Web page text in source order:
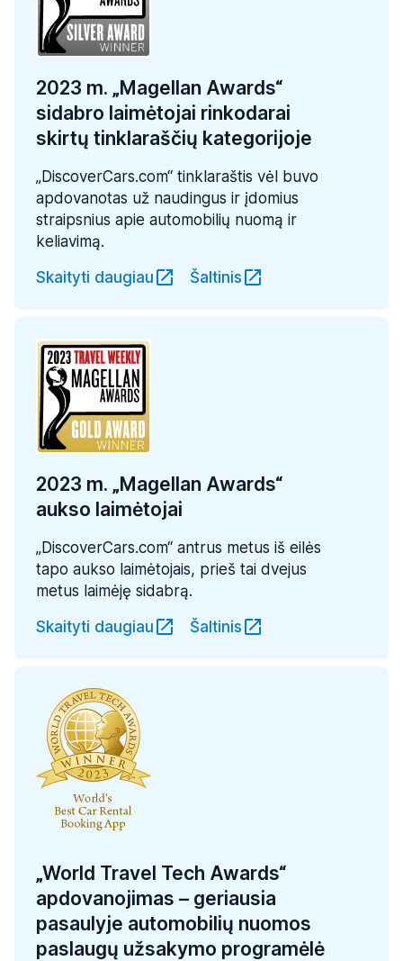
2023 m. „Magellan Awards“
sidabro laimėtojai rinkodarai
skirtų tinklaraščių kategorijoje
„DiscoverCars.com“ tinklaraštis vėl buvo
apdovanotas už naudingus ir įdomius
straipsnius apie automobilių nuomą ir
keliavimą.
Skaityti daugiau
Šaltinis
2023 m. „Magellan Awards“
aukso laimėtojai
„DiscoverCars.com“ antrus metus iš eilės
tapo aukso laimėtojais, prieš tai dvejus
metus laimėję sidabrą.
Skaityti daugiau
Šaltinis
„World Travel Tech Awards“
apdovanojimas – geriausia
pasaulyje automobilių nuomos
paslaugų užsakymo programėlė